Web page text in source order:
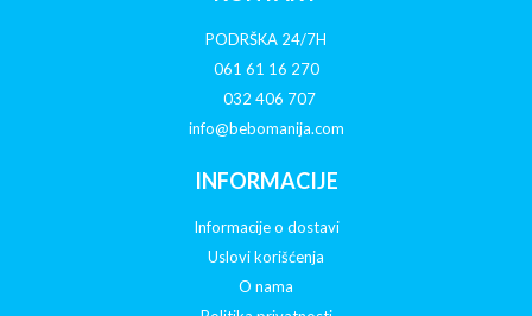
PODRŠKA 24/7H
061 61 16 270
032 406 707
info@bebomanija.com
INFORMACIJE
Informacije o dostavi
Uslovi korišćenja
O nama